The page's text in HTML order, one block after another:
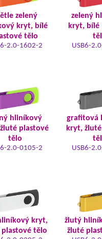
zelený
kryt, bílé
tělo
2.0-1602-2
zelený
kryt, bílé
USB6-
hliníkový
plastové
tělo
2.0-0105-2
grafitová
kryt,
USB6-
kryt,
plastové tělo
žlutý
žluté